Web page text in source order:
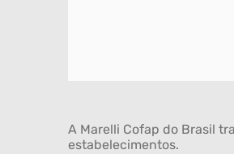
A Marelli Cofap do Brasil
estabelecimentos.